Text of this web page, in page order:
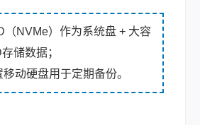
（NVMe）作为系统盘 + 大容
储数据；
移动硬盘用于定期备份。